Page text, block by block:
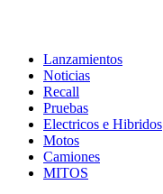
Lanzamientos
Noticias
Recall
Pruebas
Electricos e Hibridos
Motos
Camiones
MITOS